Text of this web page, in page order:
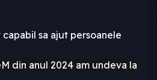
sa ajut persoanele
din anul 2024 am undeva la